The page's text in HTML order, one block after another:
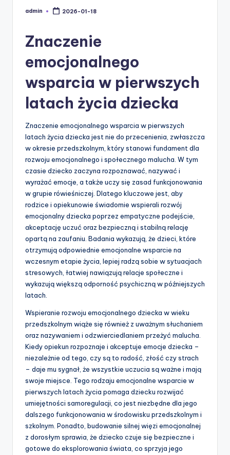
Posted
admin 2026-01-18
Znaczenie
emocjonalnego
wsparcia w pierwszych
latach życia dziecka
Znaczenie emocjonalnego wsparcia w pierwszych
latach życia dziecka jest nie do przecenienia, zwłaszcza
w okresie przedszkolnym, który stanowi fundament dla
rozwoju emocjonalnego i społecznego malucha. W tym
czasie dziecko zaczyna rozpoznawać, nazywać i
wyrażać emocje, a także uczy się zasad funkcjonowania
w grupie rówieśniczej. Dlatego kluczowe jest, aby
rodzice i opiekunowie świadomie wspierali rozwój
emocjonalny dziecka poprzez empatyczne podejście,
akceptację uczuć oraz bezpieczną i stabilną relację
opartą na zaufaniu. Badania wykazują, że dzieci, które
otrzymują odpowiednie emocjonalne wsparcie na
wczesnym etapie życia, lepiej radzą sobie w sytuacjach
stresowych, łatwiej nawiązują relacje społeczne i
wykazują większą odporność psychiczną w późniejszych
latach.
Wspieranie rozwoju emocjonalnego dziecka w wieku
przedszkolnym wiąże się również z uważnym słuchaniem
oraz nazywaniem i odzwierciedlaniem przeżyć malucha.
Kiedy opiekun rozpoznaje i akceptuje emocje dziecka –
niezależnie od tego, czy są to radość, złość czy strach
– daje mu sygnał, że wszystkie uczucia są ważne i mają
swoje miejsce. Tego rodzaju emocjonalne wsparcie w
pierwszych latach życia pomaga dziecku rozwijać
umiejętności samoregulacji, co jest niezbędne dla jego
dalszego funkcjonowania w środowisku przedszkolnym i
szkolnym. Ponadto, budowanie silnej więzi emocjonalnej
z dorosłym sprawia, że dziecko czuje się bezpieczne i
gotowe do eksplorowania świata, co sprzyja jego